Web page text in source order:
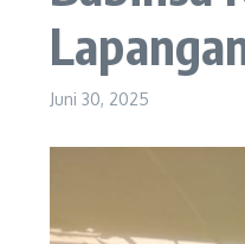
Juni 30, 2025